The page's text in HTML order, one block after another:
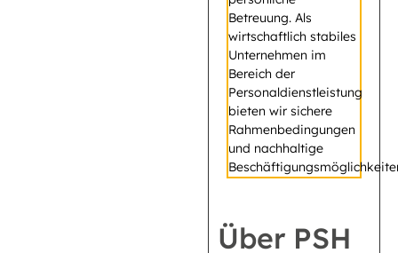
Betreuung. Als
wirtschaftlich stabiles
Unternehmen im
Bereich der
Personaldienstleistung
bieten wir sichere
Rahmenbedingungen
und nachhaltige
Über PSH